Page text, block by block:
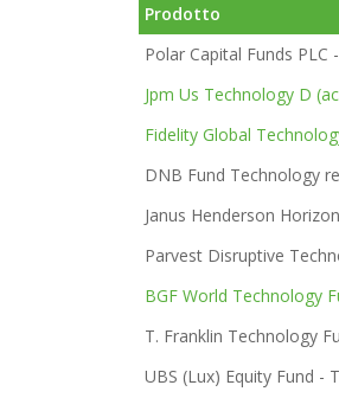
Prodotto
Polar Capital Funds
Jpm Us Technology D
Fidelity Global
DNB Fund Technology
Janus Henderson
Parvest Disruptive
BGF World Technology
T. Franklin Technology
UBS (Lux) Equity Fund -